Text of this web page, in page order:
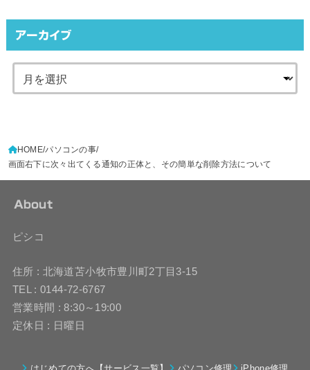
アーカイブ
HOME パソコンの事
画面右下に次々出てくる通知の正体と、その簡単な削除方法について
About
ピシコ
住所 : 北海道苫小牧市豊川町2丁目3-15
TEL : 0144-72-6767
営業時間 : 8:30～19:00
定休日 : 日曜日